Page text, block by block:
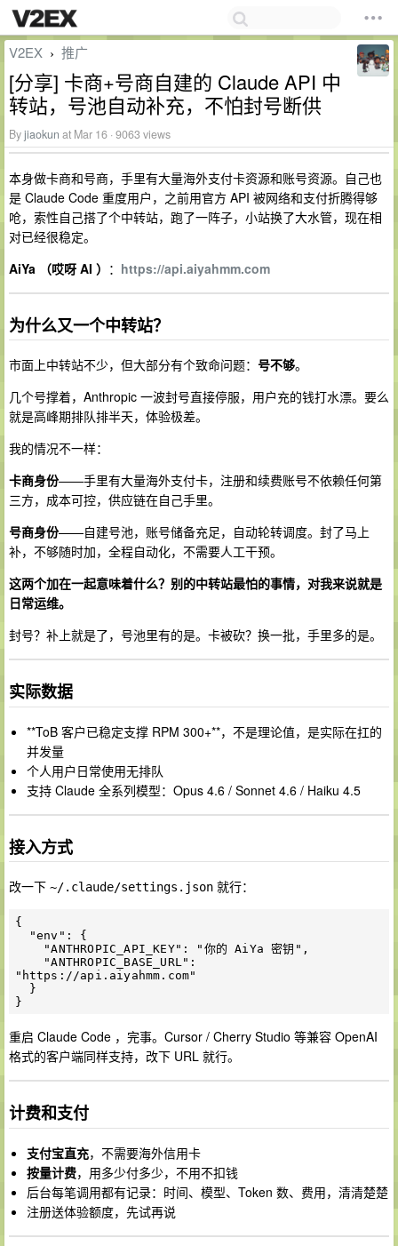
V2EX › 推广
[分享] 卡商+号商自建的 Claude API 中
转站，号池自动补充，不怕封号断供
Byjiaokun at Mar 16 · 9063 views
本身做卡商和号商，手里有大量海外支付卡资源和账号资源。自己也
是 Claude Code 重度用户，之前用官方 API 被网络和支付折腾得够
呛，索性自己搭了个中转站，跑了一阵子，小站换了大水管，现在相
对已经很稳定。
AiYa （哎呀 AI ） ： https://api.aiyahmm.com
为什么又一个中转站？
市面上中转站不少，但大部分有个致命问题： 号不够。
几个号撑着，Anthropic 一波封号直接停服，用户充的钱打水漂。要么
就是高峰期排队排半天，体验极差。
我的情况不一样：
卡商身份——手里有大量海外支付卡，注册和续费账号不依赖任何第
三方，成本可控，供应链在自己手里。
号商身份——自建号池，账号储备充足，自动轮转调度。封了马上
补，不够随时加，全程自动化，不需要人工干预。
这两个加在一起意味着什么？别的中转站最怕的事情，对我来说就是
日常运维。
封号？补上就是了，号池里有的是。卡被砍？换一批，手里多的是。
实际数据
**ToB 客户已稳定支撑 RPM 300+**，不是理论值，是实际在扛的
并发量
个人用户日常使用无排队
支持 Claude 全系列模型：Opus 4.6 / Sonnet 4.6 / Haiku 4.5
接入方式
改一下 ~/.claude/settings.json 就行：
{
"https://api.aiyahmm.com"
重启 Claude Code ，完事。Cursor / Cherry Studio 等兼容 OpenAI
格式的客户端同样支持，改下 URL 就行。
计费和支付
支付宝直充，不需要海外信用卡
按量计费，用多少付多少，不用不扣钱
后台每笔调用都有记录：时间、模型、Token 数、费用，清清楚楚
注册送体验额度，先试再说